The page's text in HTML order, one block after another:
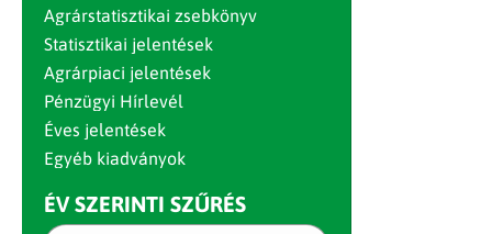
Agrárstatisztikai zsebkönyv
Statisztikai jelentések
Agrárpiaci jelentések
Pénzügyi Hírlevél
Éves jelentések
Egyéb kiadványok
ÉV SZERINTI SZŰRÉS